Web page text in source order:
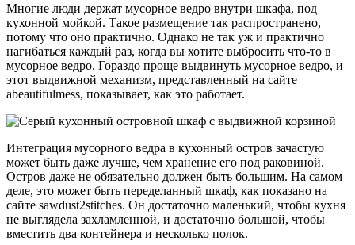
Многие люди держат мусорное ведро внутри шкафа, под
кухонной мойкой. Такое размещение так распространено,
потому что оно практично. Однако не так уж и практично
нагибаться каждый раз, когда вы хотите выбросить что-то в
мусорное ведро. Гораздо проще выдвинуть мусорное ведро, и
этот выдвижной механизм, представленный на сайте
abeautifulmess, показывает, как это работает.
Интеграция мусорного ведра в кухонный остров зачастую
может быть даже лучше, чем хранение его под раковиной.
Остров даже не обязательно должен быть большим. На самом
деле, это может быть переделанный шкаф, как показано на
сайте sawdust2stitches. Он достаточно маленький, чтобы кухня
не выглядела захламленной, и достаточно большой, чтобы
вместить два контейнера и несколько полок.